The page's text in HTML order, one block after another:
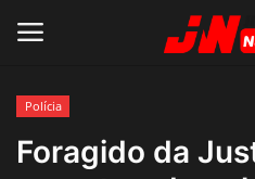
Polícia
Foragido da